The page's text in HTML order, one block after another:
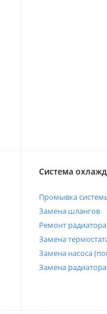
Система
Промывка
Замена шлангов
Ремонт радиатора
Замена
Замена насоса
Замена радиатора